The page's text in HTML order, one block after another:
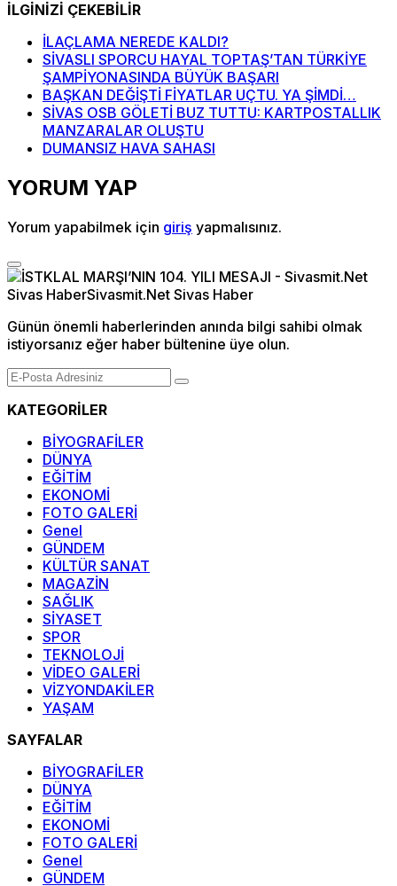
İLGİNİZİ ÇEKEBİLİR
İLAÇLAMA NEREDE KALDI?
SİVASLI SPORCU HAYAL TOPTAŞ’TAN TÜRKİYE
ŞAMPİYONASINDA BÜYÜK BAŞARI
BAŞKAN DEĞİŞTİ FİYATLAR UÇTU. YA ŞİMDİ…
SİVAS OSB GÖLETİ BUZ TUTTU: KARTPOSTALLIK
MANZARALAR OLUŞTU
DUMANSIZ HAVA SAHASI
YORUM YAP
Yorum yapabilmek için giriş yapmalısınız.
Günün önemli haberlerinden anında bilgi sahibi olmak
istiyorsanız eğer haber bültenine üye olun.
KATEGORİLER
BİYOGRAFİLER
DÜNYA
EĞİTİM
EKONOMİ
FOTO GALERİ
Genel
GÜNDEM
KÜLTÜR SANAT
MAGAZİN
SAĞLIK
SİYASET
SPOR
TEKNOLOJİ
VİDEO GALERİ
VİZYONDAKİLER
YAŞAM
SAYFALAR
BİYOGRAFİLER
DÜNYA
EĞİTİM
EKONOMİ
FOTO GALERİ
Genel
GÜNDEM